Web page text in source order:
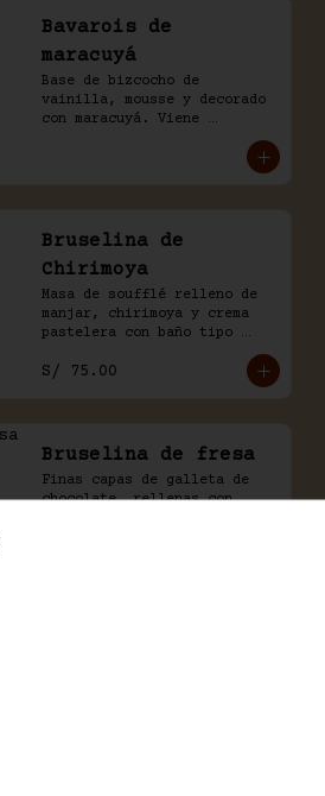
Bavarois de
maracuyá
Base de bizcocho de
vainilla, mousse y decorado
con maracuyá. Viene
acompañado de salsa inglesa.
Bruselina de
Chirimoya
Masa de soufflé relleno de
manjar, chirimoya y crema
pastelera con baño tipo
S/ 75.00
Bruselina de fresa
Finas capas de galleta de
chocolate, rellenas con